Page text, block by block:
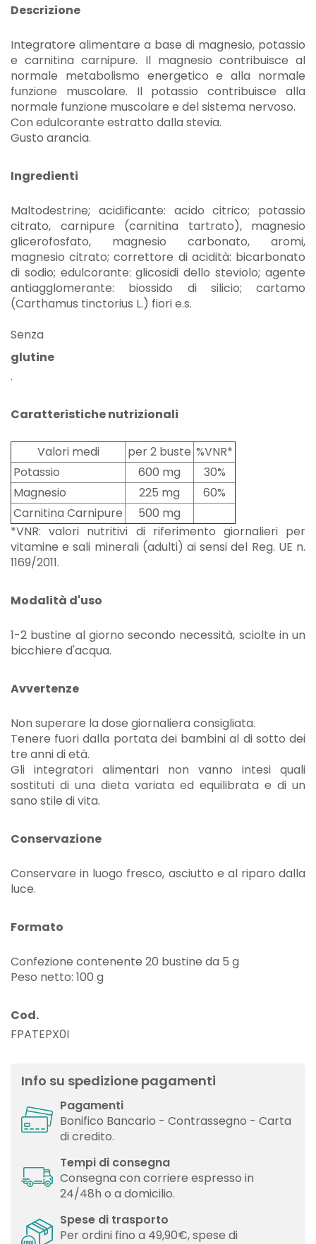
Descrizione
Integratore alimentare a base di magnesio, potassio
e carnitina carnipure. Il magnesio contribuisce al
normale metabolismo energetico e alla normale
funzione muscolare. Il potassio contribuisce alla
normale funzione muscolare e del sistema nervoso.
Con edulcorante estratto dalla stevia.
Gusto arancia.
Ingredienti
Maltodestrine; acidificante: acido citrico; potassio
citrato, carnipure (carnitina tartrato), magnesio
glicerofosfato, magnesio carbonato, aromi,
magnesio citrato; correttore di acidità: bicarbonato
di sodio; edulcorante: glicosidi dello steviolo; agente
antiagglomerante: biossido di silicio; cartamo
(Carthamus tinctorius L.) fiori e.s.
Senza
glutine
.
Caratteristiche nutrizionali
Valori medi per 2 buste %VNR*
Potassio
600 mg
30%
Magnesio
225 mg
60%
Carnitina Carnipure
500 mg
*VNR: valori nutritivi di riferimento giornalieri per
vitamine e sali minerali (adulti) ai sensi del Reg. UE n.
1169/2011.
Modalità d'uso
1-2 bustine al giorno secondo necessità, sciolte in un
bicchiere d'acqua.
Avvertenze
Non superare la dose giornaliera consigliata.
Tenere fuori dalla portata dei bambini al di sotto dei
tre anni di età.
Gli integratori alimentari non vanno intesi quali
sostituti di una dieta variata ed equilibrata e di un
sano stile di vita.
Conservazione
Conservare in luogo fresco, asciutto e al riparo dalla
luce.
Formato
Confezione contenente 20 bustine da 5 g
Peso netto: 100 g
Cod.
FPATEPX0I
Info su spedizione pagamenti
Pagamenti
Bonifico Bancario - Contrassegno - Carta
di credito.
Tempi di consegna
Consegna con corriere espresso in
24/48h o a domicilio.
Spese di trasporto
Per ordini fino a 49,90€, spese di